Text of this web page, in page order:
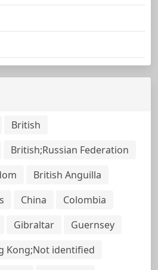
British
British;Russian Federation
British Anguilla
China
Colombia
Gibraltar
Guernsey
Kong;Not identified